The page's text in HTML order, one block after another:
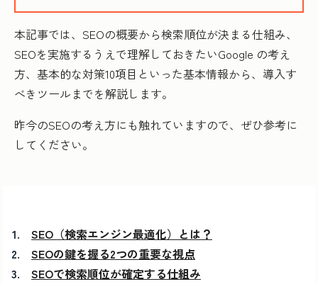
本記事では、SEOの概要から検索順位が決まる仕組み、
SEOを実施するうえで理解しておきたいGoogle の考え
方、基本的な対策10項目といった基本情報から、導入す
べきツールまでを解説します。
昨今のSEOの考え方にも触れていますので、ぜひ参考に
してください。
SEO（検索エンジン最適化）とは？
SEOの鍵を握る2つの重要な視点
SEOで検索順位が確定する仕組み